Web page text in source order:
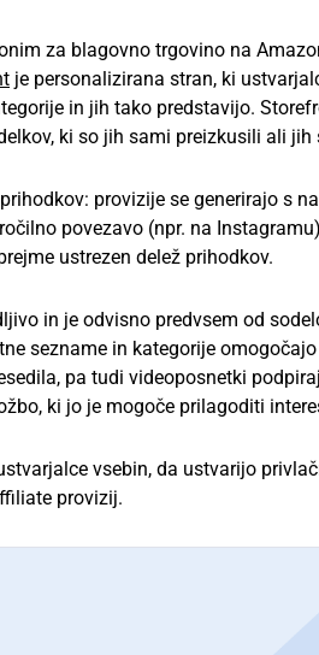
za blagovno trgovino na
je personalizirana stran, ki
in jih tako predstavijo.
ki so jih sami preizkusili ali jih
provizije se generirajo s
povezavo (npr. na
ustrezen delež prihodkov.
in je odvisno predvsem od
sezname in kategorije
pa tudi videoposnetki
ki jo je mogoče prilagoditi
vsebin, da ustvarijo
provizij.